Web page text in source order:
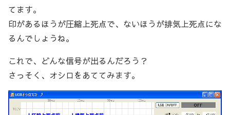
てます。
印があるほうが圧縮上死点で、ないほうが排気上死点にな
るんでしょうね。
これで、どんな信号が出るんだろう？
さっそく、オシロをあててみます。